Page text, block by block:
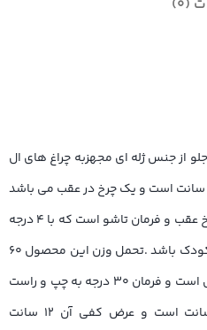
(0)
از جنس ژله ای مجهزبه چراغ های ال
ای دی با قطر ۱۰ سانت و پهنای ۴.۵ سانت است و یک چرخ در عقب می باشد
. این اسکوتر دارای ترمز پدالی در چرخ عقب و فرمان تاشو است که با ۴ درجه
تنظیم ارتفاع میشود تا مناسب قد کودک باشد .تحمل وزن این محصول ۶۰
کیلو است این اسکوتر از نوع تعادلی است و فرمان ۳۰ درجه به چپ و راست
حرکت میکند .طول اسکوتر ۵۰ سانت است و عرض کفی آن ۱۲ سانت